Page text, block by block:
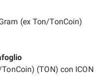
(ex Ton/TonCoin)
(TON) con ICON